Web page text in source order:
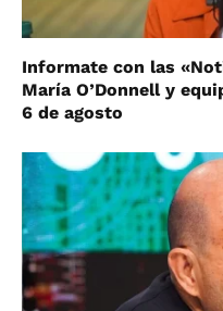
Informate con las
María O’Donnell y
6 de agosto